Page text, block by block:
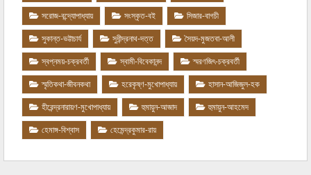
সরোজ-বন্দ্যোপাধ্যায়
সংস্কৃত-বই
সিজার-বাগচী
সুকান্ত-ভট্টাচার্য
সুধীন্দ্রনাথ-দত্ত
সৈয়দ-মুজতবা-আলী
স্বপ্নময়-চক্রবর্তী
স্বামী-বিবেকানন্দ
স্মরণজিৎ-চক্রবর্তী
স্মৃতিকথা-জীবনকথা
হরেকৃষ্ণ-মুখোপাধ্যায়
হাসান-আজিজুল-হক
হীরেন্দ্রনারায়ণ-মুখোপাধ্যায়
হুমায়ুন-আজাদ
হুমায়ুন-আহমেদ
হেমাঙ্গ-বিশ্বাস
হেমেন্দ্রকুমার-রায়